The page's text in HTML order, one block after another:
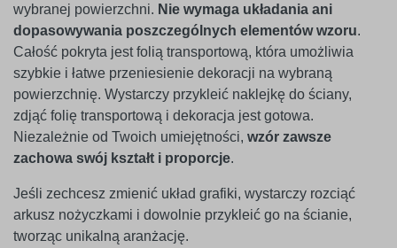
wybranej powierzchni. Nie wymaga układania ani
dopasowywania poszczególnych elementów wzoru.
Całość pokryta jest folią transportową, która umożliwia
szybkie i łatwe przeniesienie dekoracji na wybraną
powierzchnię. Wystarczy przykleić naklejkę do ściany,
zdjąć folię transportową i dekoracja jest gotowa.
Niezależnie od Twoich umiejętności, wzór zawsze
zachowa swój kształt i proporcje.
Jeśli zechcesz zmienić układ grafiki, wystarczy rozciąć
arkusz nożyczkami i dowolnie przykleić go na ścianie,
tworząc unikalną aranżację.